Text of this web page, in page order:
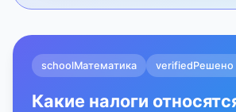
schoolМатематика verifiedРешено
Какие налоги